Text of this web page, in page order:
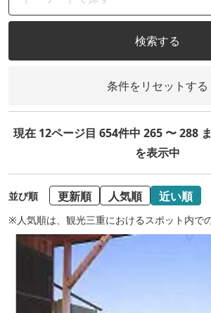
検索する
条件をリセットする
現在 12ページ目 654件中 265 〜 288
を表示中
並び順 更新順 人気順 近い順
※人気順は、観光三重におけるスポット内で